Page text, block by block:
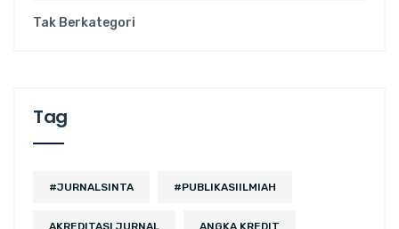
Tak Berkategori
Tag
#JURNALSINTA #PUBLIKASIILMIAH
AKREDITASI JURNAL ANGKA KREDIT